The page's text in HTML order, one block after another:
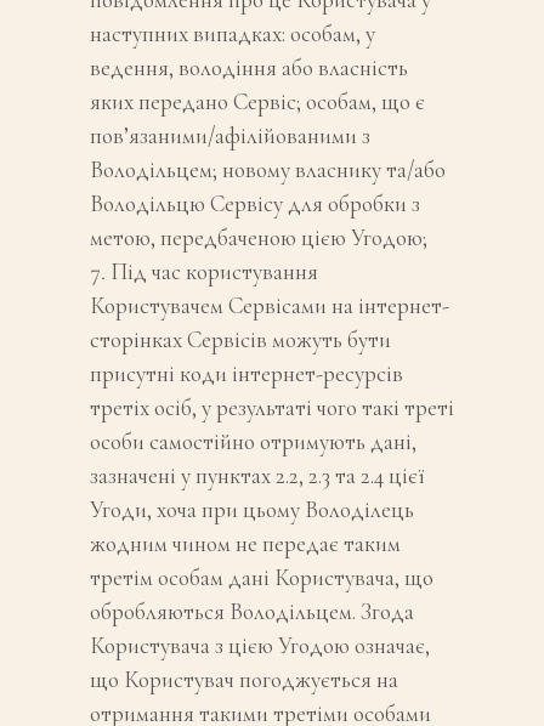
наступних випадках: особам, у
ведення, володіння або власність
яких передано Сервіс; особам, що є
пов’язаними/афілійованими з
Володільцем; новому власнику та/або
Володільцю Сервісу для обробки з
метою, передбаченою цією Угодою;
Під час користування
Користувачем Сервісами на інтернет-
сторінках Сервісів можуть бути
присутні коди інтернет-ресурсів
третіх осіб, у результаті чого такі треті
особи самостійно отримують дані,
зазначені у пунктах 2.2, 2.3 та 2.4 цієї
Угоди, хоча при цьому Володілець
жодним чином не передає таким
третім особам дані Користувача, що
обробляються Володільцем. Згода
Користувача з цією Угодою означає,
що Користувач погоджується на
отримання такими третіми особами